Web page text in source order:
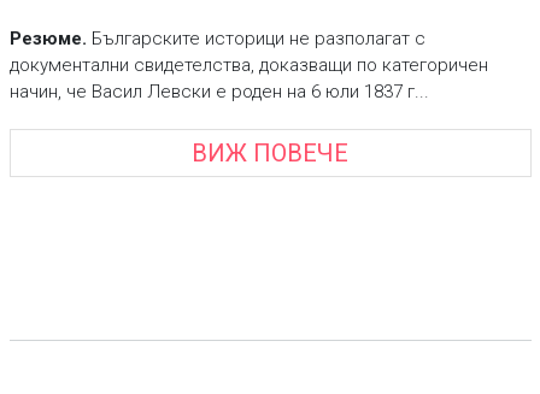
Резюме. Българските историци не разполагат с
документални свидетелства, доказващи по категоричен
начин, че Васил Левски е роден на 6 юли 1837 г...
ВИЖ ПОВЕЧЕ